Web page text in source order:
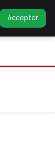
Accepter